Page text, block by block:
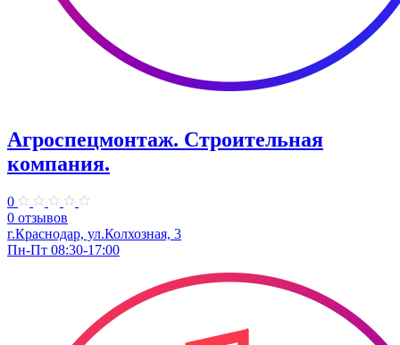
Агроспецмонтаж. Строительная
компания.
0
0 отзывов
г.Краснодар, ул.Колхозная, 3
Пн-Пт 08:30-17:00